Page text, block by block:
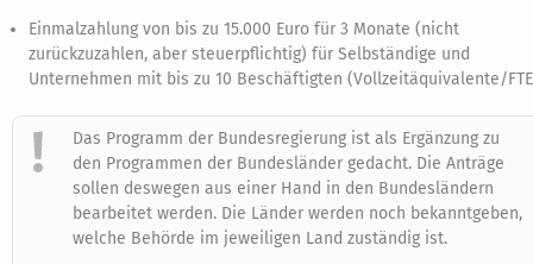
Einmalzahlung von bis zu 15.000 Euro für 3 Monate (nicht
zurückzuzahlen, aber steuerpflichtig) für Selbständige und
Unternehmen mit bis zu 10 Beschäftigten (Vollzeitäquivalente/
Das Programm der Bundesregierung ist als Ergänzung zu
den Programmen der Bundesländer gedacht. Die Anträge
sollen deswegen aus einer Hand in den Bundesländern
bearbeitet werden. Die Länder werden noch bekanntgeben,
welche Behörde im jeweiligen Land zuständig ist.